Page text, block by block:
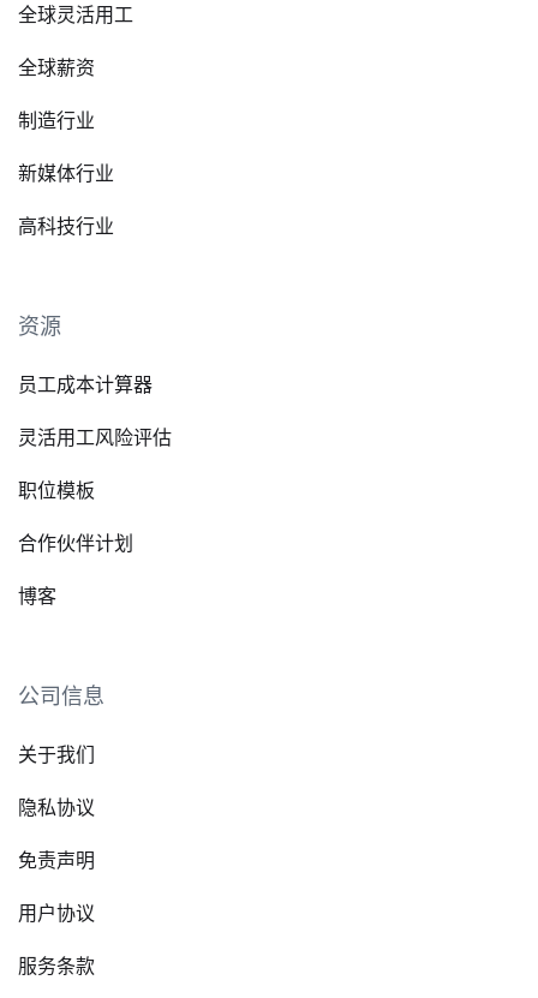
全球灵活用工
全球薪资
制造行业
新媒体行业
高科技行业
资源
员工成本计算器
灵活用工风险评估
职位模板
合作伙伴计划
博客
公司信息
关于我们
隐私协议
免责声明
用户协议
服务条款